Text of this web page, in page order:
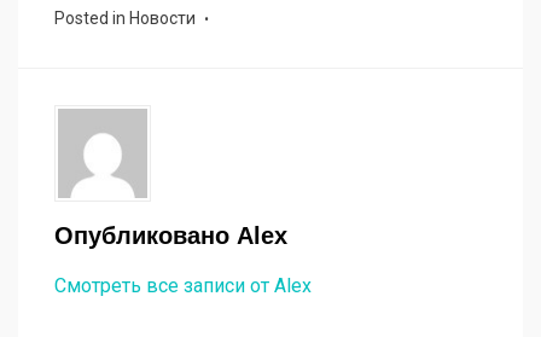
Posted in Новости
Опубликовано Alex
Смотреть все записи от Alex